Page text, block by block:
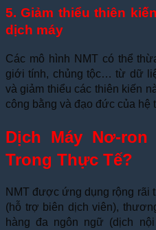
5. Giảm thiểu thiên
dịch máy
Các mô hình NMT có thể
giới tính, chủng tộc… từ dữ
và giảm thiểu các thiên kiến
công bằng và đạo đức của hệ
Dịch Máy Nơ-
Trong Thực Tế?
NMT được ứng dụng rộng rãi
(hỗ trợ biên dịch viên),
hàng đa ngôn ngữ (dịch